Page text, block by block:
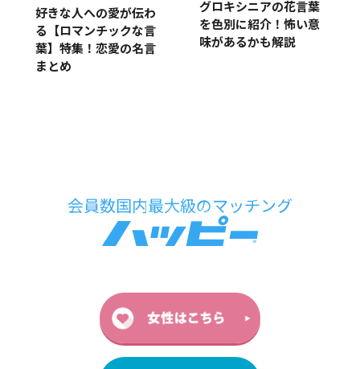
好きな人への愛が伝わ
る【ロマンチックな言
葉】特集！恋愛の名言
まとめ
グロキシニアの花言葉
を色別に紹介！怖い意
味があるかも解説